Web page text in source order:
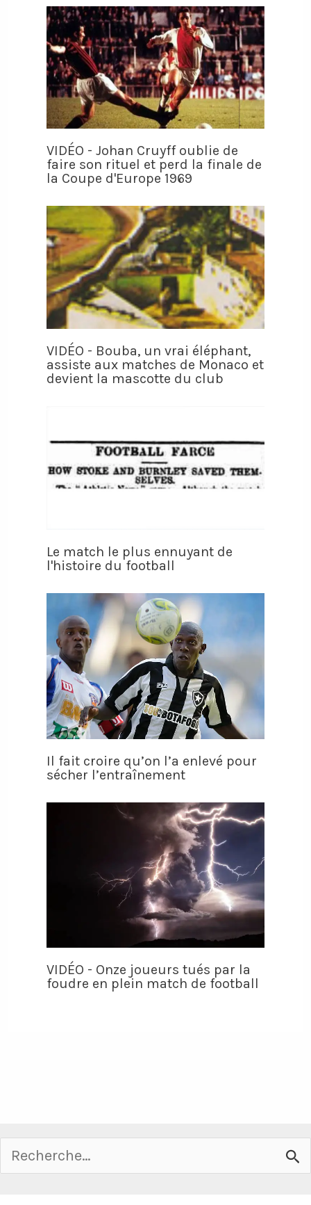
VIDÉO - Johan Cruyff oublie de
faire son rituel et perd la finale de
la Coupe d'Europe 1969
VIDÉO - Bouba, un vrai éléphant,
assiste aux matches de Monaco et
devient la mascotte du club
Le match le plus ennuyant de
l'histoire du football
Il fait croire qu’on l’a enlevé pour
sécher l’entraînement
VIDÉO - Onze joueurs tués par la
foudre en plein match de football
Rechercher :